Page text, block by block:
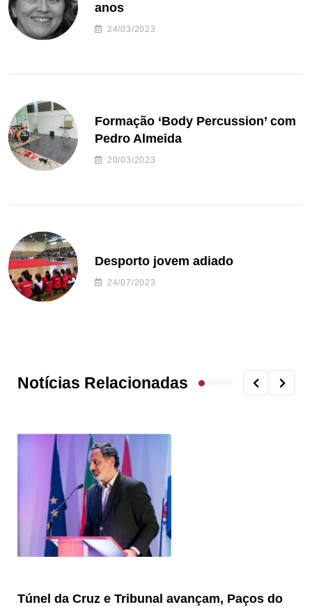
anos
24/03/2023
Formação ‘Body Percussion’ com
Pedro Almeida
20/03/2023
Desporto jovem adiado
24/07/2023
Notícias Relacionadas
Túnel da Cruz e Tribunal avançam, Paços do